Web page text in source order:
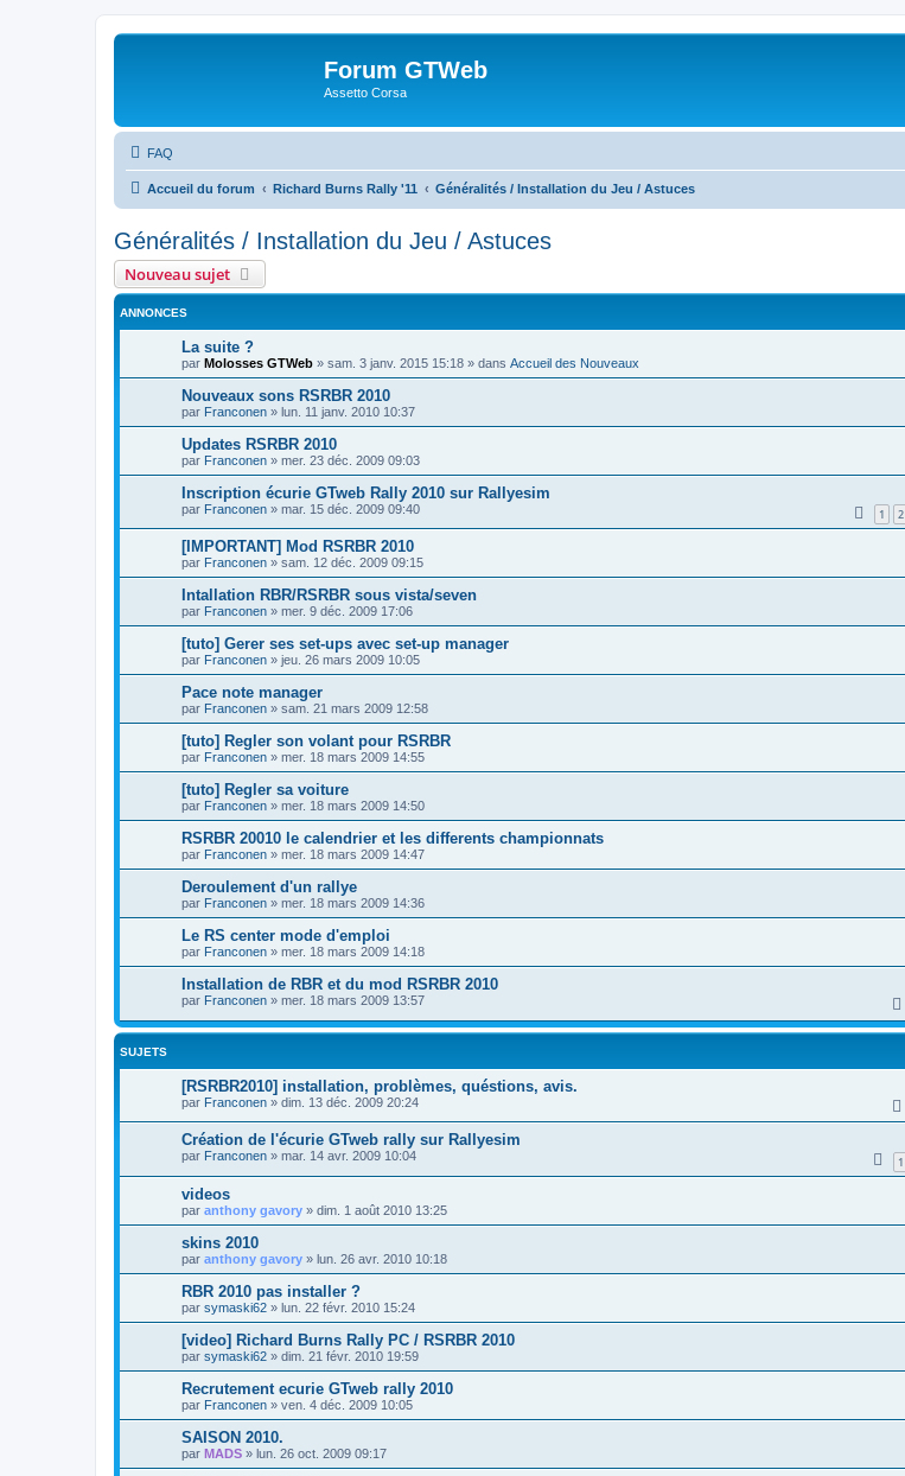
Forum GTWeb
Assetto Corsa
FAQ
Accueil du forum Richard Burns Rally '11 Généralités / Installation du Jeu / Astuces
Généralités / Installation du Jeu / Astuces
Nouveau sujet
ANNONCES
La suite ?
par Molosses GTWeb » sam. 3 janv. 2015 15:18 » dans Accueil des Nouveaux
Nouveaux sons RSRBR 2010
par Franconen » lun. 11 janv. 2010 10:37
Updates RSRBR 2010
par Franconen » mer. 23 déc. 2009 09:03
Inscription écurie GTweb Rally 2010 sur Rallyesim
par Franconen » mar. 15 déc. 2009 09:40 1 2
[IMPORTANT] Mod RSRBR 2010
par Franconen » sam. 12 déc. 2009 09:15
Intallation RBR/RSRBR sous vista/seven
par Franconen » mer. 9 déc. 2009 17:06
[tuto] Gerer ses set-ups avec set-up manager
par Franconen » jeu. 26 mars 2009 10:05
Pace note manager
par Franconen » sam. 21 mars 2009 12:58
[tuto] Regler son volant pour RSRBR
par Franconen » mer. 18 mars 2009 14:55
[tuto] Regler sa voiture
par Franconen » mer. 18 mars 2009 14:50
RSRBR 20010 le calendrier et les differents championnats
par Franconen » mer. 18 mars 2009 14:47
Deroulement d'un rallye
par Franconen » mer. 18 mars 2009 14:36
Le RS center mode d'emploi
par Franconen » mer. 18 mars 2009 14:18
Installation de RBR et du mod RSRBR 2010
par Franconen » mer. 18 mars 2009 13:57
SUJETS
[RSRBR2010] installation, problèmes, quéstions, avis.
par Franconen » dim. 13 déc. 2009 20:24
Création de l'écurie GTweb rally sur Rallyesim
par Franconen » mar. 14 avr. 2009 10:04 1
videos
par anthony gavory » dim. 1 août 2010 13:25
skins 2010
par anthony gavory » lun. 26 avr. 2010 10:18
RBR 2010 pas installer ?
par symaski62 » lun. 22 févr. 2010 15:24
[video] Richard Burns Rally PC / RSRBR 2010
par symaski62 » dim. 21 févr. 2010 19:59
Recrutement ecurie GTweb rally 2010
par Franconen » ven. 4 déc. 2009 10:05
SAISON 2010.
par MADS » lun. 26 oct. 2009 09:17